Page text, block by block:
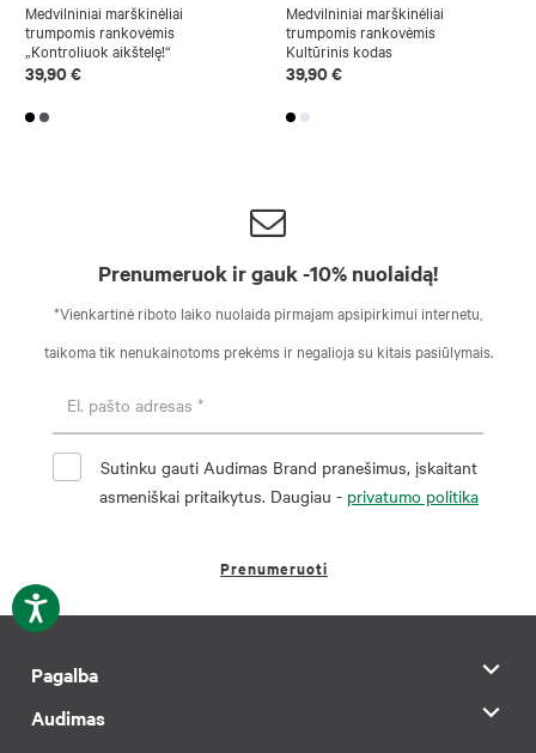
Medvilniniai marškinėliai
trumpomis rankovėmis
„Kontroliuok aikštelę!“
39,90 €
Medvilniniai marškinėliai
trumpomis rankovėmis
Kultūrinis kodas
39,90 €
Prenumeruok ir gauk -10% nuolaidą!
*Vienkartinė riboto laiko nuolaida pirmajam apsipirkimui internetu,
taikoma tik nenukainotoms prekėms ir negalioja su kitais pasiūlymais.
Sutinku gauti Audimas Brand pranešimus, įskaitant
asmeniškai pritaikytus. Daugiau - privatumo politika
Prenumeruoti
Pagalba
Audimas